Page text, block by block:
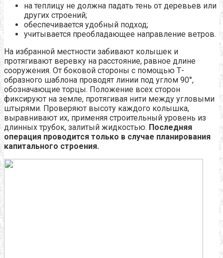
на теплицу не должна падать тень от деревьев или
других строений;
обеспечивается удобный подход;
учитывается преобладающее направление ветров.
На избранной местности забивают колышек и
протягивают веревку на расстояние, равное длине
сооружения. От боковой стороны с помощью Т-
образного шаблона проводят линии под углом 90°,
обозначающие торцы. Положение всех сторон
фиксируют на земле, протягивая нити между угловыми
штырями. Проверяют высоту каждого колышка,
выравнивают их, применяя строительный уровень из
длинных трубок, залитый жидкостью. Последняя
операция проводится только в случае планирования
капитального строения.